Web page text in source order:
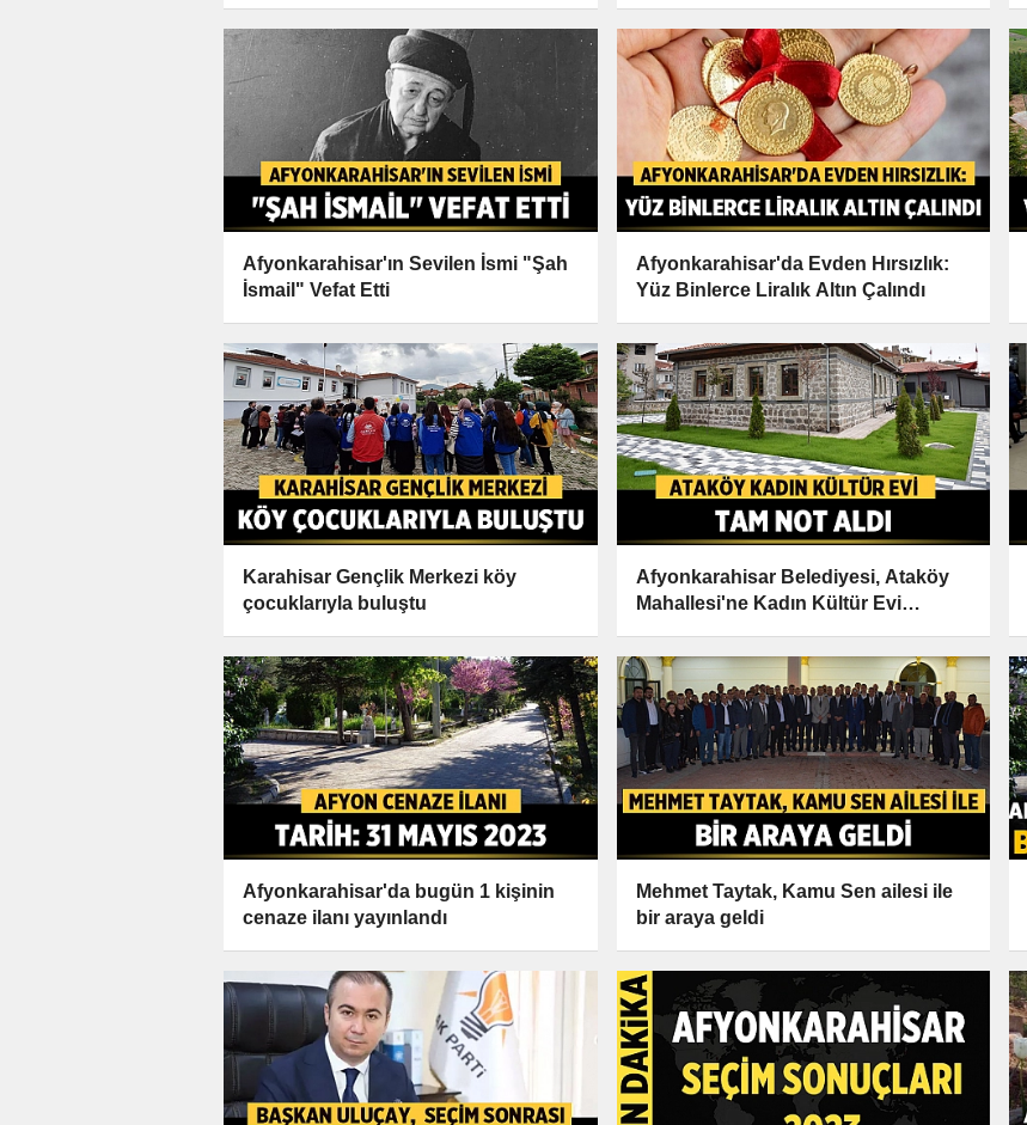
Afyonkarahisar'ın Sevilen İsmi "Şah
İsmail" Vefat Etti
Afyonkarahisar'da Evden Hırsızlık:
Yüz Binlerce Liralık Altın Çalındı
Karahisar Gençlik Merkezi köy
çocuklarıyla buluştu
Afyonkarahisar Belediyesi, Ataköy
Mahallesi'ne Kadın Kültür Evi
Afyonkarahisar'da bugün 1 kişinin
cenaze ilanı yayınlandı
Mehmet Taytak, Kamu Sen ailesi ile
bir araya geldi